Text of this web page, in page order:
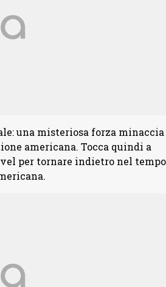
una misteriosa forza
americana. Tocca quindi a
per tornare indietro nel